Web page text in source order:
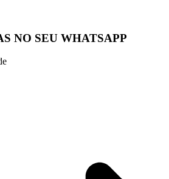
NO SEU WHATSAPP